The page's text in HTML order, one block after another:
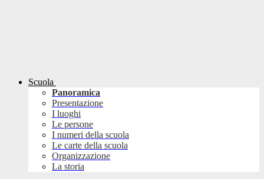
Scuola
Panoramica
Presentazione
I luoghi
Le persone
I numeri della scuola
Le carte della scuola
Organizzazione
La storia